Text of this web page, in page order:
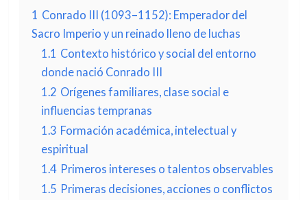
1 Conrado III (1093–1152): Emperador del
Sacro Imperio y un reinado lleno de luchas
1.1 Contexto histórico y social del entorno
donde nació Conrado III
1.2 Orígenes familiares, clase social e
influencias tempranas
1.3 Formación académica, intelectual y
espiritual
1.4 Primeros intereses o talentos observables
1.5 Primeras decisiones, acciones o conflictos